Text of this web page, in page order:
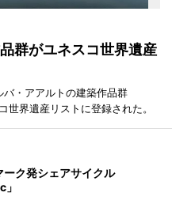
群がユネスコ世界遺産
・アアルトの建築作品群
世界遺産リストに登録された。
ク発シェアサイクル